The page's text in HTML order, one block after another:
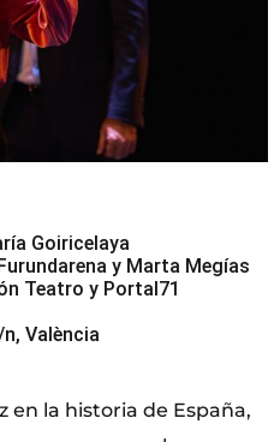
Goiricelaya
y Marta Megías
Teatro y Portal71
València
en la historia de España,